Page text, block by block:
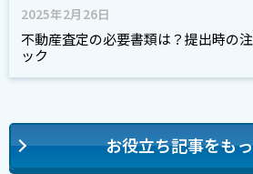
2025年2月26日
不動産査定の必要書類は？提出時の
ック
お役立ち記事をも